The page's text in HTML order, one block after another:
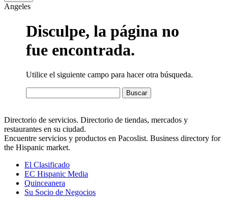
Angeles
Disculpe, la página no
fue encontrada.
Utilice el siguiente campo para hacer otra búsqueda.
Directorio de servicios. Directorio de tiendas, mercados y
restaurantes en su ciudad.
Encuentre servicios y productos en Pacoslist. Business directory for
the Hispanic market.
El Clasificado
EC Hispanic Media
Quinceanera
Su Socio de Negocios